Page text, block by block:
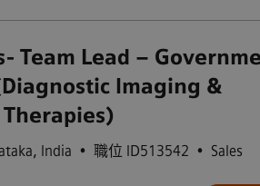
Team Lead –
Imaging &
, India • 職位 ID513542 • Sales